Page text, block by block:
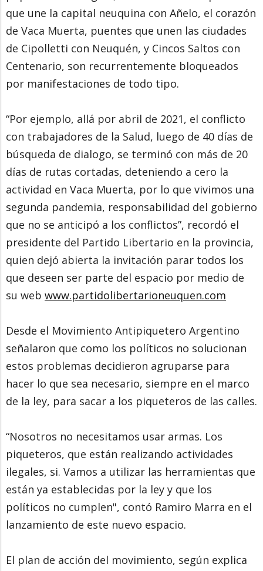
que une la capital neuquina con Añelo, el corazón
de Vaca Muerta, puentes que unen las ciudades
de Cipolletti con Neuquén, y Cincos Saltos con
Centenario, son recurrentemente bloqueados
por manifestaciones de todo tipo.
“Por ejemplo, allá por abril de 2021, el conflicto
con trabajadores de la Salud, luego de 40 días de
búsqueda de dialogo, se terminó con más de 20
días de rutas cortadas, deteniendo a cero la
actividad en Vaca Muerta, por lo que vivimos una
segunda pandemia, responsabilidad del gobierno
que no se anticipó a los conflictos”, recordó el
presidente del Partido Libertario en la provincia,
quien dejó abierta la invitación parar todos los
que deseen ser parte del espacio por medio de
su web www.partidolibertarioneuquen.com
Desde el Movimiento Antipiquetero Argentino
señalaron que como los políticos no solucionan
estos problemas decidieron agruparse para
hacer lo que sea necesario, siempre en el marco
de la ley, para sacar a los piqueteros de las calles.
“Nosotros no necesitamos usar armas. Los
piqueteros, que están realizando actividades
ilegales, si. Vamos a utilizar las herramientas que
están ya establecidas por la ley y que los
políticos no cumplen", contó Ramiro Marra en el
lanzamiento de este nuevo espacio.
El plan de acción del movimiento, según explica